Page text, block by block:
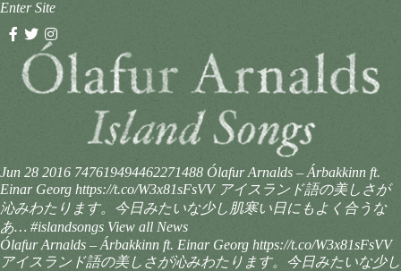
Enter Site
Jun 28 2016 747619494462271488 Ólafur Arnalds – Árbakkinn ft.
Einar Georg https://t.co/W3x81sFsVV アイスランド語の美しさが
沁みわたります。今日みたいな少し肌寒い日にもよく合うな
あ… #islandsongs View all News
Ólafur Arnalds – Árbakkinn ft. Einar Georg https://t.co/W3x81sFsVV
アイスランド語の美しさが沁みわたります。今日みたいな少し